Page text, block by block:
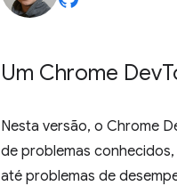
Um Chrome Dev
Nesta versão, o Chrome
de problemas
até problemas de